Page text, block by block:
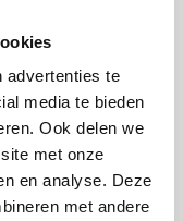
advertenties te
media te bieden
Ook delen we
met onze
en analyse. Deze
met andere
verliep vlot en
naar wens.
is zeer mooi
sfeer, het is ook
eenvoudig te